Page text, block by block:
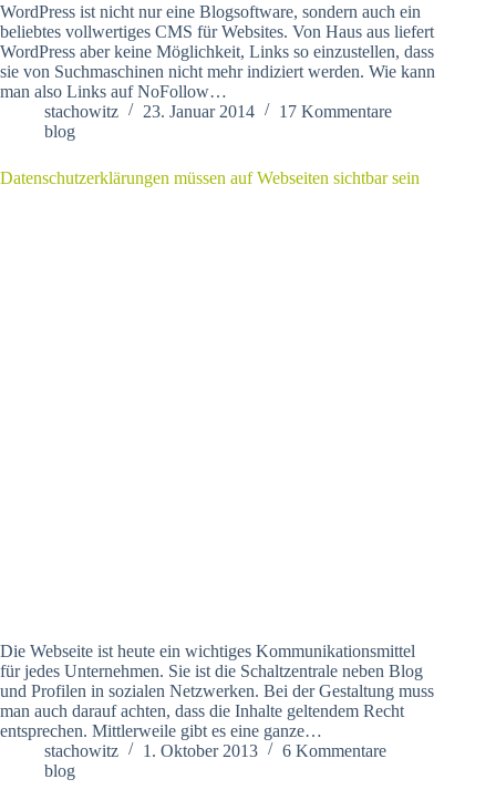
WordPress ist nicht nur eine Blogsoftware, sondern auch ein
beliebtes vollwertiges CMS für Websites. Von Haus aus liefert
WordPress aber keine Möglichkeit, Links so einzustellen, dass
sie von Suchmaschinen nicht mehr indiziert werden. Wie kann
man also Links auf NoFollow…
stachowitz
23. Januar 2014
17 Kommentare
blog
Datenschutzerklärungen müssen auf Webseiten sichtbar sein
Die Webseite ist heute ein wichtiges Kommunikationsmittel
für jedes Unternehmen. Sie ist die Schaltzentrale neben Blog
und Profilen in sozialen Netzwerken. Bei der Gestaltung muss
man auch darauf achten, dass die Inhalte geltendem Recht
entsprechen. Mittlerweile gibt es eine ganze…
stachowitz
1. Oktober 2013
6 Kommentare
blog